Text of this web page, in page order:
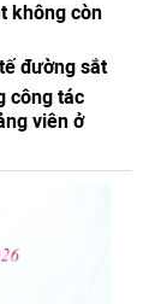
không còn
đường sắt
công tác
viên ở